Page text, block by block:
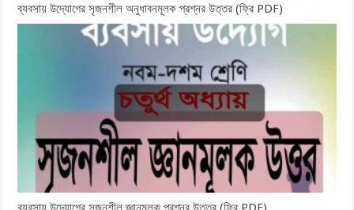
ব্যবসায় উদ্যোগের সৃজনশীল অনুধাবনমূলক প্রশ্নর উত্তর (ফ্রি PDF)